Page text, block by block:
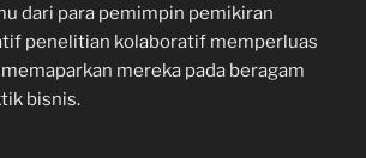
dari para pemimpin pemikiran
penelitian kolaboratif memperluas
mereka pada beragam
bisnis.